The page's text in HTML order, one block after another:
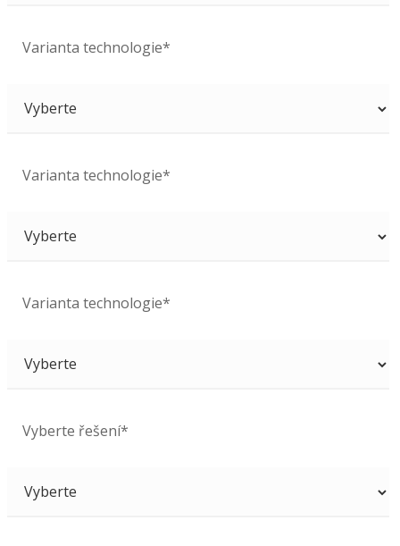
Varianta technologie*
Varianta technologie*
Varianta technologie*
Vyberte řešení*